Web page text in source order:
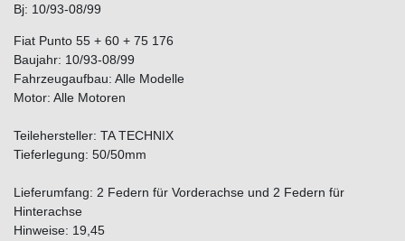
Bj: 10/93-08/99
Fiat Punto 55 + 60 + 75 176
Baujahr: 10/93-08/99
Fahrzeugaufbau: Alle Modelle
Motor: Alle Motoren
Teilehersteller: TA TECHNIX
Tieferlegung: 50/50mm
Lieferumfang: 2 Federn für Vorderachse und 2 Federn für
Hinterachse
Hinweise: 19,45